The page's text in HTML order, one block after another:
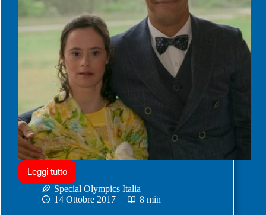
Leggi tutto
Special Olympics Italia
14 Ottobre 2017
8 min